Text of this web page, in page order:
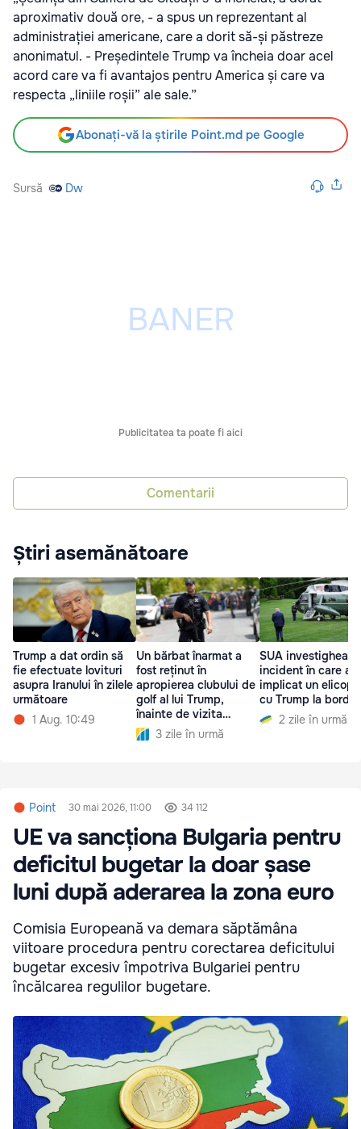
aproximativ două ore, - a spus un reprezentant al
administrației americane, care a dorit să-și păstreze
anonimatul. - Președintele Trump va încheia doar acel
acord care va fi avantajos pentru America și care va
respecta „liniile roșii” ale sale.”
Abonați-vă la știrile Point.md pe Google
Sursă Dw
Publicitatea ta poate fi aici
Comentarii
Știri asemănătoare
Trump a dat ordin să
fie efectuate lovituri
asupra Iranului în zilele
următoare
1 Aug. 10:49
Un bărbat înarmat a
fost reținut în
apropierea clubului de
golf al lui Trump,
înainte de vizita
președintelui
3 zile în urmă
SUA
incident în care a
implicat un
cu Trump la bord
2 zile în urmă
Point 30 mai 2026, 11:00 34 112
UE va sancționa Bulgaria pentru
deficitul bugetar la doar șase
luni după aderarea la zona euro
Comisia Europeană va demara săptămâna
viitoare procedura pentru corectarea deficitului
bugetar excesiv împotriva Bulgariei pentru
încălcarea regulilor bugetare.